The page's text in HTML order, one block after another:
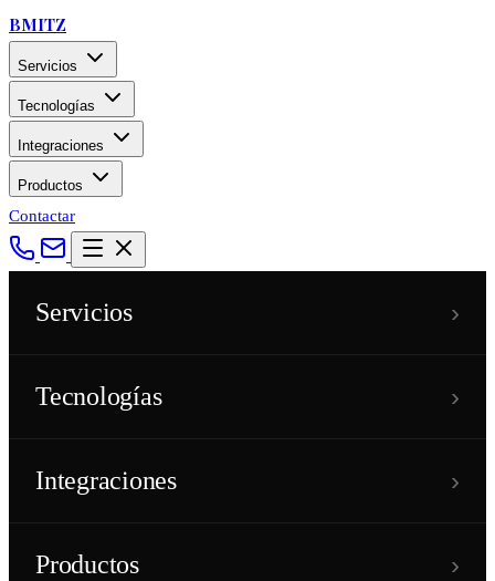
BMITZ
Servicios
Tecnologías
Integraciones
Productos
Contactar
Servicios ›
Tecnologías ›
Integraciones ›
Productos ›